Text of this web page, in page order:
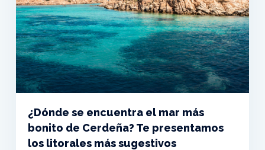
¿Dónde se encuentra el mar más
bonito de Cerdeña? Te presentamos
los litorales más sugestivos